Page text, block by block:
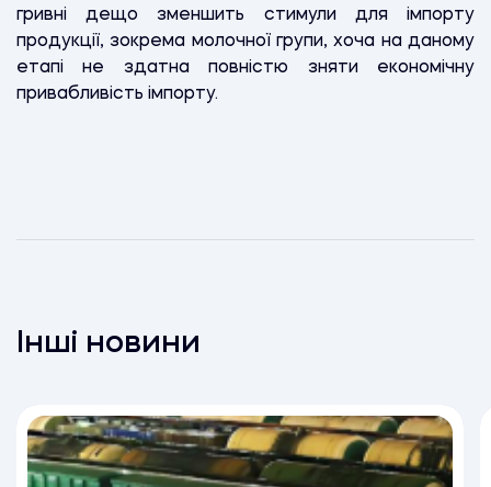
гривні дещо зменшить стимули для імпорту
продукції, зокрема молочної групи, хоча на даному
етапі не здатна повністю зняти економічну
привабливість імпорту.
Інші новини